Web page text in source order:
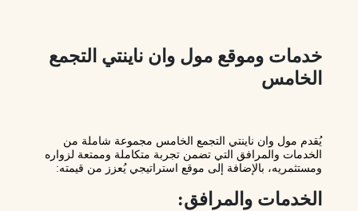
خدمات وموقع مول وان ناينتي التجمع
الخامس
يُقدم مول وان ناينتي التجمع الخامس مجموعة شاملة من
الخدمات والمرافق التي تضمن تجربة متكاملة وممتعة لزواره
ومستثمريه، بالإضافة إلى موقع استراتيجي يُعزز من قيمته:
الخدمات والمرافق: